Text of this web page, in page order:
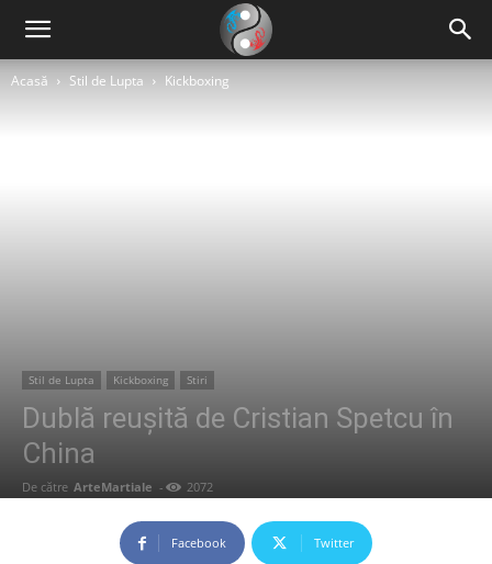
Acasă Stil de Lupta Kickboxing
Stil de Lupta Kickboxing Stiri
Dublă reușită de Cristian Spetcu în
China
De către ArteMartiale - 2072
Facebook Twitter